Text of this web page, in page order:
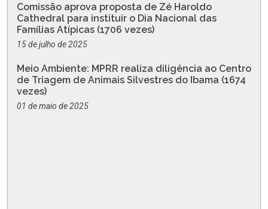
Comissão aprova proposta de Zé Haroldo
Cathedral para instituir o Dia Nacional das
Famílias Atípicas (1706 vezes)
15 de julho de 2025
Meio Ambiente: MPRR realiza diligência ao Centro
de Triagem de Animais Silvestres do Ibama (1674
vezes)
01 de maio de 2025